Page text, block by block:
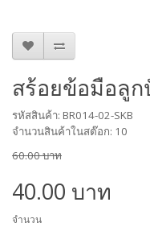
สร้อยข้อมือลู
รหัสสินค้า: BR014-02-SKB
จำนวนสินค้าในสต๊อก: 10
60.00 บาท
40.00 บาท
จำนวน